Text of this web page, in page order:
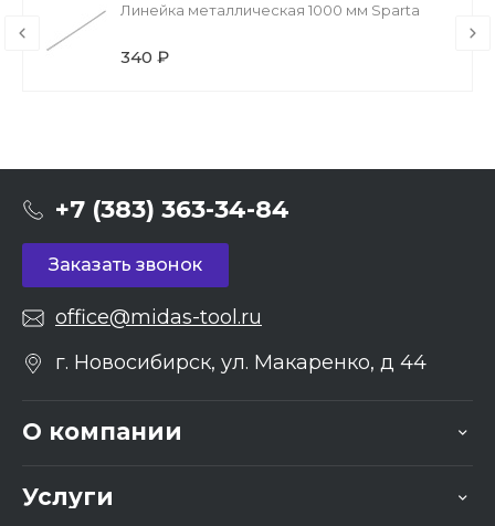
Линейка металлическая 1000 мм Sparta
340 ₽
+7 (383) 363-34-84
Заказать звонок
office@midas-tool.ru
г. Новосибирск, ул. Макаренко, д 44
О компании
Услуги